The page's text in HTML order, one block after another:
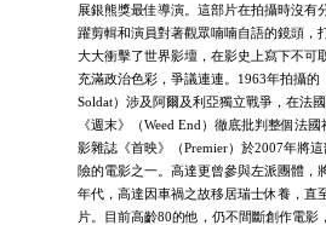
展銀熊獎最佳導演。這部片在拍攝時沒有
躍剪輯和演員對著觀眾喃喃自語的鏡頭，
大大衝擊了世界影壇，在影史上寫下不可
充滿政治色彩，爭議連連。1963年拍攝的
Soldat）涉及阿爾及利亞獨立戰爭，在法
《週末》（Weed End）徹底批判整個法
影雜誌《首映》（Premier）於2007年將
險的電影之一。高達更曾參與左派團體，
年代，高達因車禍之故移居瑞士休養，直
片。目前高齡80的他，仍不間斷創作電影